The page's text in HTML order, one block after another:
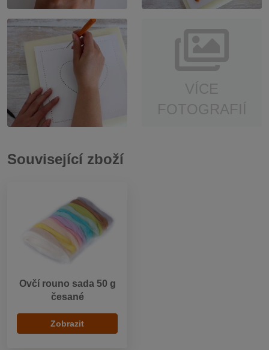
Související zboží
Ovčí rouno sada 50 g
česané
Zobrazit